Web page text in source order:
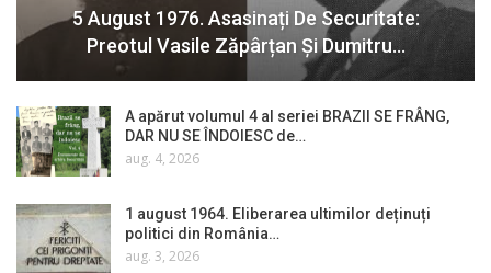
5 August 1976. Asasinați De Securitate:
Preotul Vasile Zăpârțan Și Dumitru…
A apărut volumul 4 al seriei BRAZII SE FRÂNG,
DAR NU SE ÎNDOIESC de…
aug. 4, 2026
1 august 1964. Eliberarea ultimilor deținuți
politici din România…
aug. 3, 2026